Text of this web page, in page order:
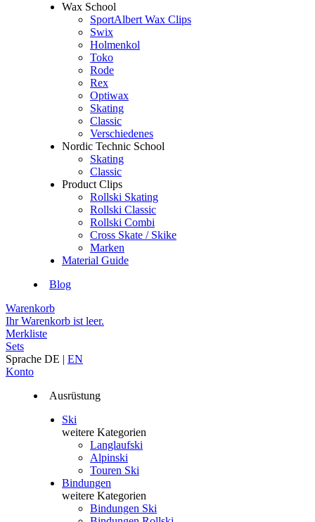
Wax School
SportAlbert Wax Clips
Swix
Holmenkol
Toko
Rode
Rex
Optiwax
Skating
Classic
Verschiedenes
Nordic Technic School
Skating
Classic
Product Clips
Rollski Skating
Rollski Classic
Rollski Combi
Cross Skate / Skike
Marken
Material Guide
Blog
Warenkorb
Ihr Warenkorb ist leer.
Merkliste
Sets
Sprache DE | EN
Konto
Ausrüstung
Ski
weitere Kategorien
Langlaufski
Alpinski
Touren Ski
Bindungen
weitere Kategorien
Bindungen Ski